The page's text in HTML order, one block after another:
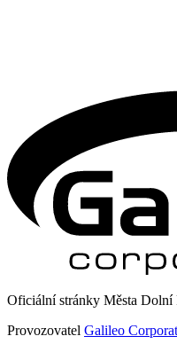
Oficiální stránky Města Dolní
Provozovatel Galileo